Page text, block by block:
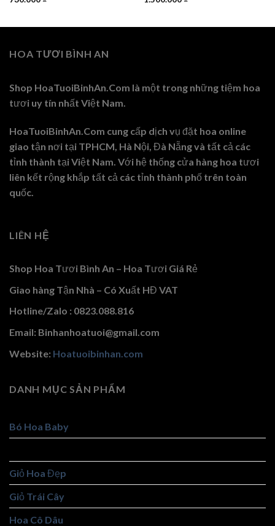
HOA TƯƠI BÌNH AN
Shop HoaTuoiBinhAn.Com là một trong những tiệm hoa
tươi uy tín nhất Việt Nam.
HoaTuoiBinhAn.Com cung cấp dịch vụ đặt hoa online
giao tận nơi tại TPHCM, Hà Nội, Đà Nẵng và tất cả các
tỉnh thành tại Việt Nam. Với hệ thống cửa hàng hoa tươi
liên kết rộng khắp tất cả các tỉnh thành phố trên toàn
quốc.
LIÊN HỆ
Shop Hoa Tươi Bình An – Hoa Tươi Giá Rẻ
Giao hàng Tận Nhà – Có Xuất HĐ VAT
Hotline/Zalo : 0823.088.816
Email: Binhanhoatuoi@gmail.com
Website: Hoatuoibinhan.com
DANH MỤC SẢN PHẨM
Bó Hoa Baby
Giỏ Hoa Đẹp
Giỏ Trái Cây
Hoa Cô Dâu